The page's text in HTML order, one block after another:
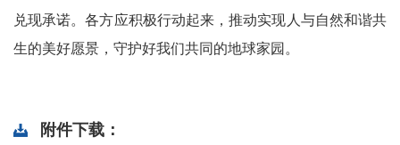
兑现承诺。各方应积极行动起来，推动实现人与自然和谐共
生的美好愿景，守护好我们共同的地球家园。
附件下载：